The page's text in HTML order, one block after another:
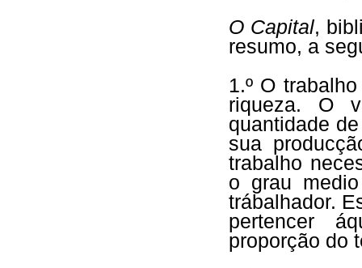
O Capital,
resumo, a
1.º O
riqueza. O
quantidade
sua
trabalho
o grau
trábalhador.
pertencer
proporção do